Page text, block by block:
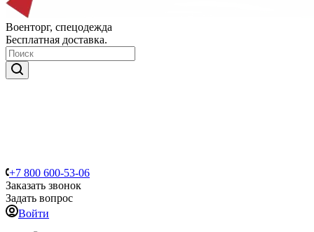
Военторг, спецодежда
Бесплатная доставка.
+7 800 600-53-06
Заказать звонок
Задать вопрос
Войти